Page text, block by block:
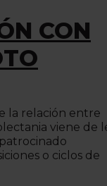
CON
la relación entre
viene de
o ciclos de